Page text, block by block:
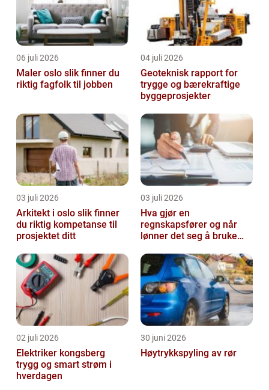
06 juli 2026
Maler oslo slik finner du
riktig fagfolk til jobben
04 juli 2026
Geoteknisk rapport for
trygge og bærekraftige
byggeprosjekter
03 juli 2026
Arkitekt i oslo slik finner
du riktig kompetanse til
prosjektet ditt
03 juli 2026
Hva gjør en
regnskapsfører og når
lønner det seg å bruke
02 juli 2026
Elektriker kongsberg
trygg og smart strøm i
hverdagen
30 juni 2026
Høytrykkspyling av rør